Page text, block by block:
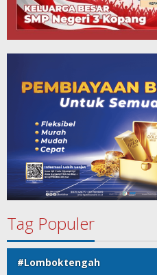
Tag Populer
#Lomboktengah